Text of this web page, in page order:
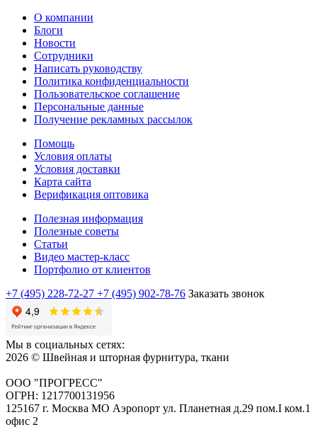
О компании
Блоги
Новости
Сотрудники
Написать руководству
Политика конфиденциальности
Пользовательское соглашение
Персональные данные
Получение рекламных рассылок
Помощь
Условия оплаты
Условия доставки
Карта сайта
Верификация оптовика
Полезная информация
Полезные советы
Статьи
Видео мастер-класс
Портфолио от клиентов
+7 (495) 228-72-27 +7 (495) 902-78-76 Заказать звонок
Мы в социальных сетях:
2026 © Швейная и шторная фурнитура, ткани
ООО "ПРОГРЕСС"
ОГРН: 1217700131956
125167 г. Москва МО Аэропорт ул. Планетная д.29 пом.I ком.1
офис 2